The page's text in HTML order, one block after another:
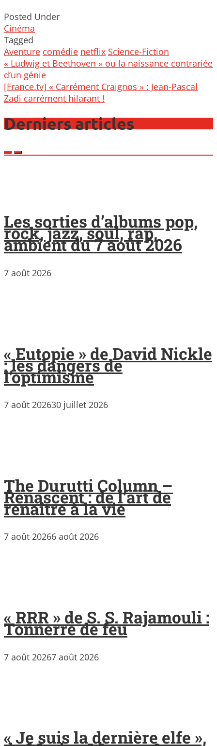
Posted Under
Cinéma
Tagged
Aventure comédie netflix Science-Fiction
Post
navigation
« Ludwig et Beethoven » ou la naissance contrariée
d’un génie
[France.tv] « Carrément Craignos » : Jean-Pascal
Zadi carrément hilarant !
Derniers articles
Les sorties d’albums pop,
rock, jazz, soul, rap,
ambient du 7 août 2026
7 août 2026
« Eutopie » de David Nickle
: les dangers de
l’optimisme
7 août 202630 juillet 2026
The Durutti Column –
Renascent : de l’art de
renaître à la vie
7 août 20266 août 2026
« RRR » de S. S. Rajamouli :
Tonnerre de feu
7 août 20267 août 2026
« Je suis la dernière elfe »,